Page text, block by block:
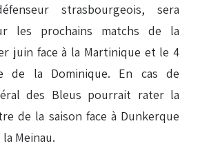
strasbourgeois, sera
les prochains matchs de la
juin face à la Martinique et le 4
de la Dominique. En cas de
des Bleus pourrait rater la
de la saison face à Dunkerque
Meinau.